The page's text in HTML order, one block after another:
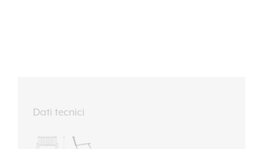
Dati tecnici